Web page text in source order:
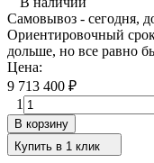
Самовывоз - сегодня,
Ориентировочный
дольше, но все равно
Цена:
9 713 400 ₽
1
В корзину
Купить в 1 клик